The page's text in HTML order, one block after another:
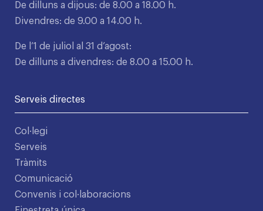
De dilluns a dijous: de 8.00 a 18.00 h.
Divendres: de 9.00 a 14.00 h.
De l’1 de juliol al 31 d’agost:
De dilluns a divendres: de 8.00 a 15.00 h.
Serveis directes
Col·legi
Serveis
Tràmits
Comunicació
Convenis i col·laboracions